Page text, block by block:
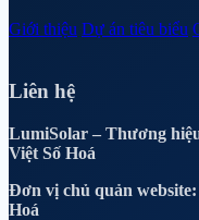
Giới thiệu Dự án tiêu biểu
Liên hệ
LumiSolar – Thương
Việt Số Hoá
Đơn vị chủ quản
Hoá